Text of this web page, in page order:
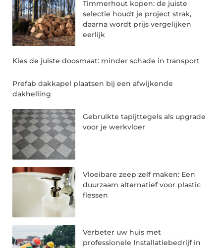
Timmerhout kopen: de juiste
selectie houdt je project strak,
daarna wordt prijs vergelijken
eerlijk
Kies de juiste doosmaat: minder schade in transport
Prefab dakkapel plaatsen bij een afwijkende
dakhelling
Gebruikte tapijttegels als upgrade
voor je werkvloer
Vloeibare zeep zelf maken: Een
duurzaam alternatief voor plastic
flessen
Verbeter uw huis met
professionele Installatiebedrijf in